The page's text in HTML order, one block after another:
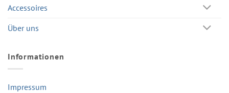
Accessoires
Über uns
Informationen
Impressum